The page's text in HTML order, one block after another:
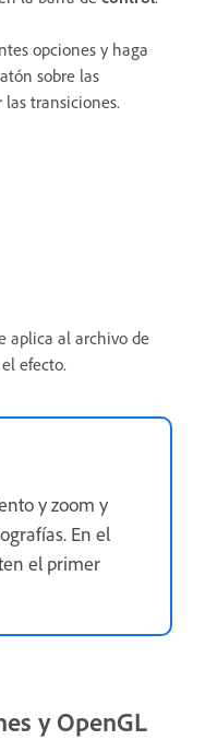
opciones y haga
sobre las
transiciones.
aplica al archivo de
efecto.
y zoom y
En el
el primer
y OpenGL